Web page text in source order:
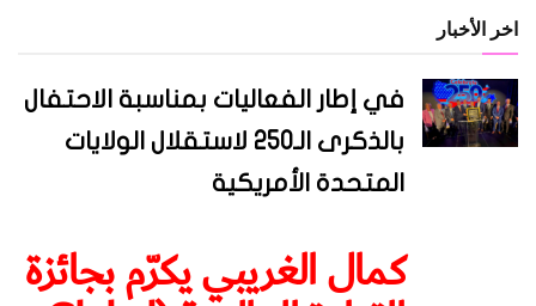
اخر الأخبار
في إطار الفعاليات بمناسبة الاحتفال
بالذكرى الـ250 لاستقلال الولايات
المتحدة الأمريكية
كمال الغريبي يكرّم بجائزة